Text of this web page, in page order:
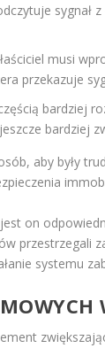
sygnał
musi
przekazuje
bardziej
bardziej
aby były
on
przestrzegali
systemu